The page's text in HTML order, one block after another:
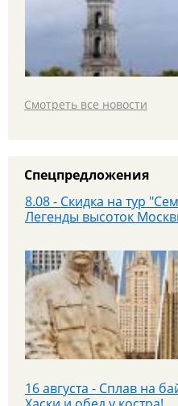
19 июля едем в МОСКВУ
25 июля - Приглашаем
Парк «Патриот»!
Смотреть все новости
Спецпредложения
Яроблтур открывает
автобуса в
8.08 - Скидка на тур
Легенды высоток
16 августа - Сплав на